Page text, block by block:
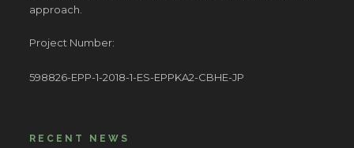
approach.
Project Number:
598826-EPP-1-2018-1-ES-EPPKA2-CBHE-JP
RECENT NEWS